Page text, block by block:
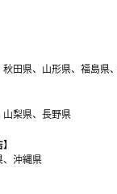
田県、山形県、福島県
梨県、長野県
、沖縄県